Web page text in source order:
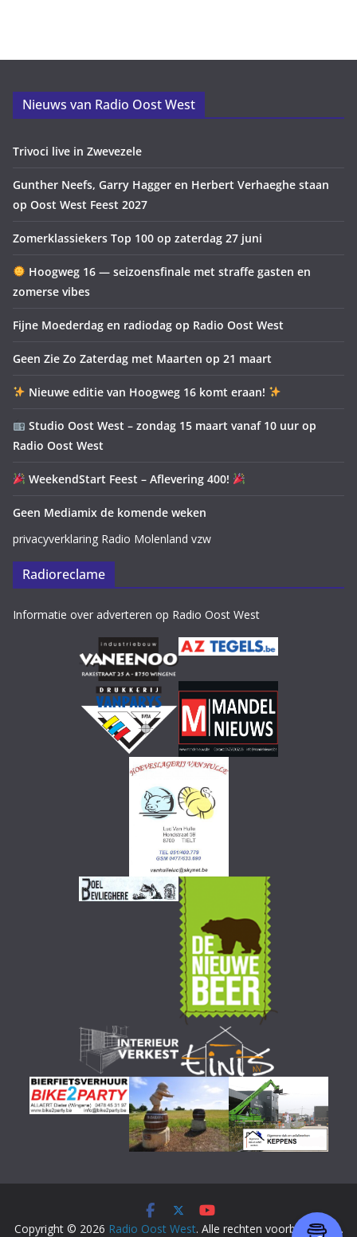
Nieuws van Radio Oost West
Trivoci live in Zwevezele
Gunther Neefs, Garry Hagger en Herbert Verhaeghe staan
op Oost West Feest 2027
Zomerklassiekers Top 100 op zaterdag 27 juni
Hoogweg 16 — seizoensfinale met straffe gasten en
zomerse vibes
Fijne Moederdag en radiodag op Radio Oost West
Geen Zie Zo Zaterdag met Maarten op 21 maart
Nieuwe editie van Hoogweg 16 komt eraan!
Studio Oost West – zondag 15 maart vanaf 10 uur op
Radio Oost West
WeekendStart Feest – Aflevering 400!
Geen Mediamix de komende weken
privacyverklaring Radio Molenland vzw
Radioreclame
Informatie over adverteren op Radio Oost West
Copyright © 2026 Radio Oost West. Alle rechten voorbehouden.